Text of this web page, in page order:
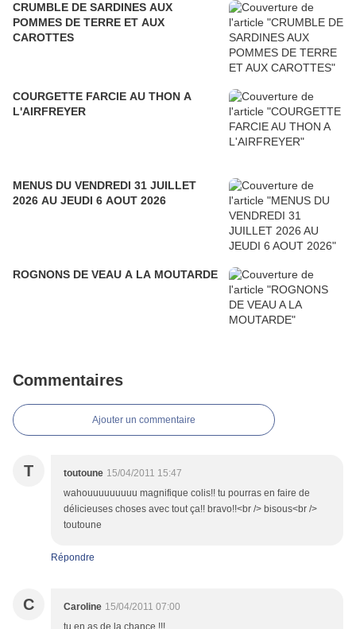
CRUMBLE DE SARDINES AUX
POMMES DE TERRE ET AUX
CAROTTES
COURGETTE FARCIE AU THON A
L'AIRFREYER
MENUS DU VENDREDI 31 JUILLET
2026 AU JEUDI 6 AOUT 2026
ROGNONS DE VEAU A LA MOUTARDE
Commentaires
Ajouter un commentaire
T toutoune 15/04/2011 15:47
wahouuuuuuuuu magnifique colis!! tu pourras en faire de
délicieuses choses avec tout ça!! bravo!!<br /> bisous<br />
toutoune
Répondre
C Caroline 15/04/2011 07:00
tu en as de la chance !!!